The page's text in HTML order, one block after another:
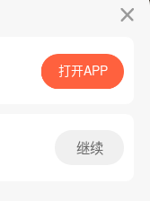
App免费看
打开APP
继续